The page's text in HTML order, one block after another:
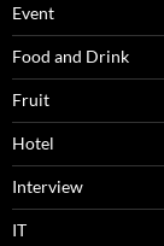
Event
Food and Drink
Fruit
Hotel
Interview
IT